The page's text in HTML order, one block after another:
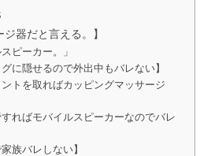
ジ器だと言える。】
ピーカー。」
に隠せるので外出中もバレない】
トを取ればカッピングマッサージ
ればモバイルスピーカーなのでバレ
族バレしない】